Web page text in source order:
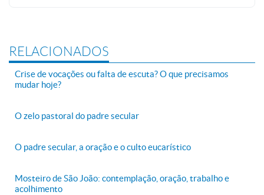
RELACIONADOS
Crise de vocações ou falta de escuta? O que precisamos
mudar hoje?
O zelo pastoral do padre secular
O padre secular, a oração e o culto eucarístico
Mosteiro de São João: contemplação, oração, trabalho e
acolhimento